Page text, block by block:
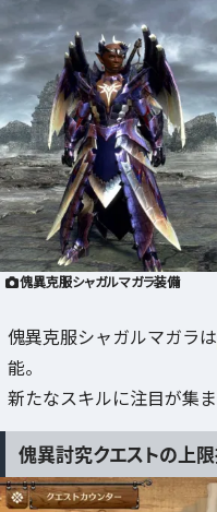
傀異克服シャガルマガラ装備
傀異克服シャガルマガラは
能。
新たなスキルに注目が集ま
傀異討究クエストの上